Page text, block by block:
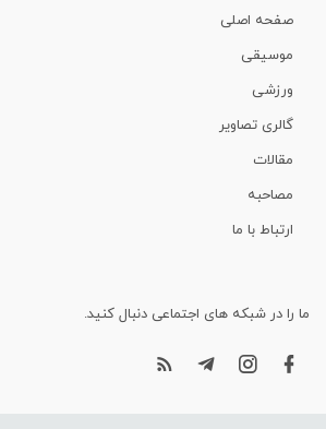
صفحه اصلی
موسیقی
ورزشی
گالری تصاویر
مقالات
مصاحبه
ارتباط با ما
ما را در شبکه های اجتماعی دنبال کنید.